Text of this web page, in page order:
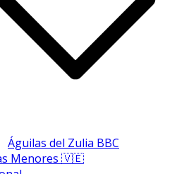
Águilas del Zulia BBC
Menores 🇻🇪